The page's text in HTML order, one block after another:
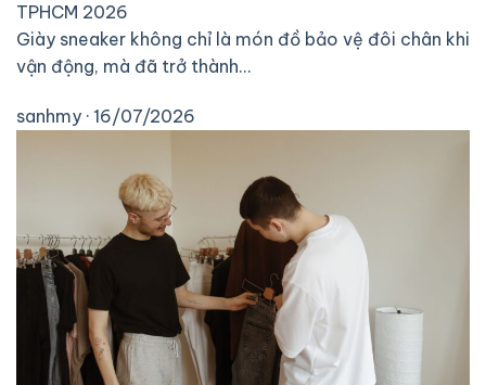
TPHCM 2026
Giày sneaker không chỉ là món đồ bảo vệ đôi chân khi
vận động, mà đã trở thành…
sanhmy · 16/07/2026